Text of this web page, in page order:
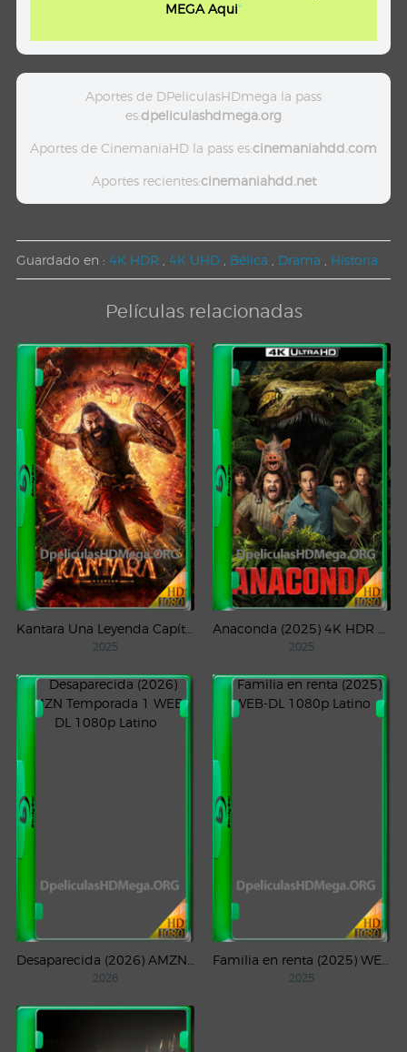
MEGA Aqui"
Aportes de DPeliculasHDmega la pass
es:dpeliculashdmega.org
Aportes de CinemaniaHD la pass es:cinemaniahdd.com
Aportes recientes:cinemaniahdd.net
Guardado en : 4K HDR , 4K UHD , Bélica , Drama , Historia
Películas relacionadas
Kantara Una Leyenda Capítulo – 1 (2025) WEB-DL 1080p Latino
2025
Anaconda (2025) 4K HDR WEB-DL 2160p Latino
2025
Desaparecida (2026) AMZN Temporada 1 WEB-DL 1080p Latino
2026
Familia en renta (2025) WEB-DL 1080p Latino
2025